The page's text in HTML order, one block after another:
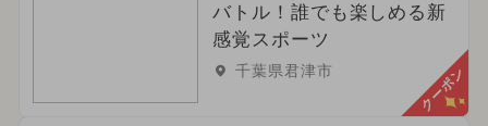
バトル！誰でも楽しめる新
感覚スポーツ
千葉県君津市 クーポン